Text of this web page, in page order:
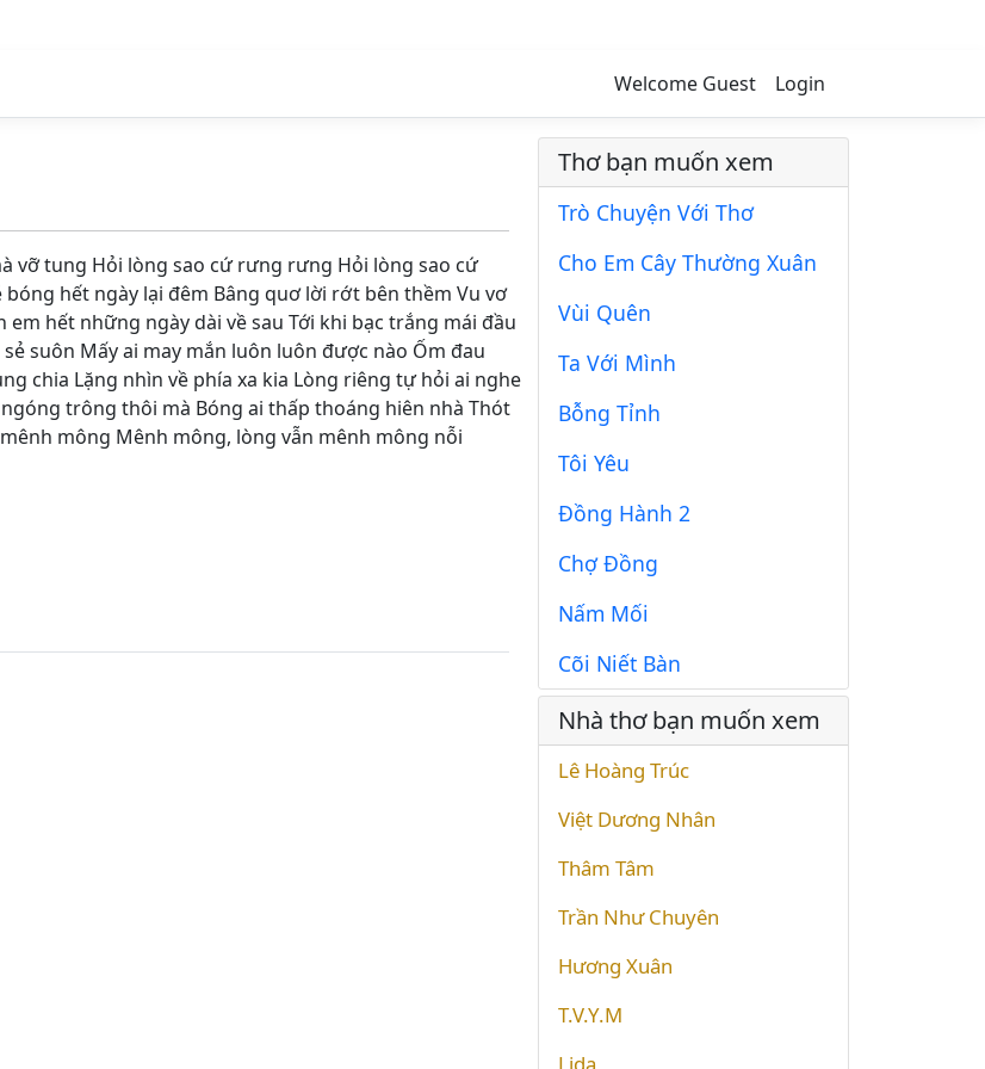
Welcome Guest Login
vỡ tung Hỏi lòng sao cứ rưng rưng Hỏi lòng sao cứ
hết ngày lại đêm Bâng quơ lời rớt bên thềm Vu vơ
hết những ngày dài về sau Tới khi bạc trắng mái đầu
suôn Mấy ai may mắn luôn luôn được nào Ốm đau
chia Lặng nhìn về phía xa kia Lòng riêng tự hỏi ai nghe
trông thôi mà Bóng ai thấp thoáng hiên nhà Thót
mông Mênh mông, lòng vẫn mênh mông nỗi
Thơ bạn muốn xem
Trò Chuyện Với Thơ
Cho Em Cây Thường Xuân
Vùi Quên
Ta Với Mình
Bỗng Tỉnh
Tôi Yêu
Đồng Hành 2
Chợ Đồng
Nấm Mối
Cõi Niết Bàn
Nhà thơ bạn muốn xem
Lê Hoàng Trúc
Việt Dương Nhân
Thâm Tâm
Trần Như Chuyên
Hương Xuân
T.V.Y.M